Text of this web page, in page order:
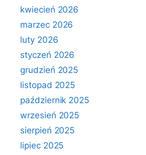
kwiecień 2026
marzec 2026
luty 2026
styczeń 2026
grudzień 2025
listopad 2025
październik 2025
wrzesień 2025
sierpień 2025
lipiec 2025